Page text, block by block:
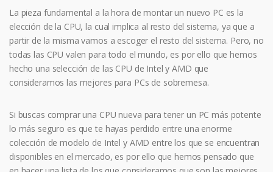
La pieza fundamental a la hora de montar un nuevo PC es la
elección de la CPU, la cual implica al resto del sistema, ya que a
partir de la misma vamos a escoger el resto del sistema. Pero, no
todas las CPU valen para todo el mundo, es por ello que hemos
hecho una selección de las CPU de Intel y AMD que
consideramos las mejores para PCs de sobremesa.
Si buscas comprar una CPU nueva para tener un PC más potente
lo más seguro es que te hayas perdido entre una enorme
colección de modelo de Intel y AMD entre los que se encuentran
disponibles en el mercado, es por ello que hemos pensado que